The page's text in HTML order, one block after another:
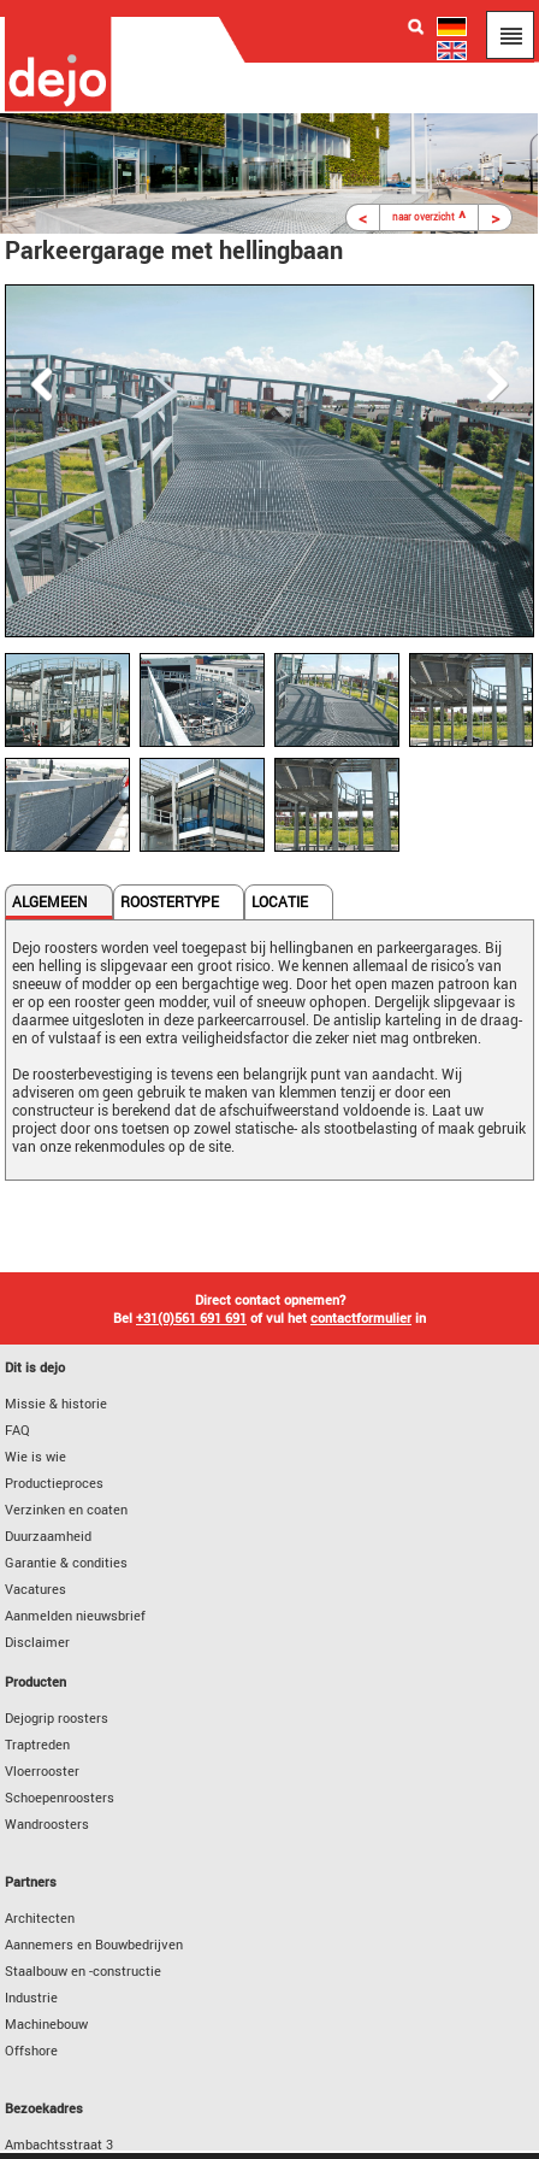
Parkeergarage met hellingbaan
ALGEMEEN ROOSTERTYPE LOCATIE
Dejo roosters worden veel toegepast bij hellingbanen en parkeergarages. Bij
een helling is slipgevaar een groot risico. We kennen allemaal de risico’s van
sneeuw of modder op een bergachtige weg. Door het open mazen patroon kan
er op een rooster geen modder, vuil of sneeuw ophopen. Dergelijk slipgevaar is
daarmee uitgesloten in deze parkeercarrousel. De antislip karteling in de draag-
en of vulstaaf is een extra veiligheidsfactor die zeker niet mag ontbreken.
De roosterbevestiging is tevens een belangrijk punt van aandacht. Wij
adviseren om geen gebruik te maken van klemmen tenzij er door een
constructeur is berekend dat de afschuifweerstand voldoende is. Laat uw
project door ons toetsen op zowel statische- als stootbelasting of maak gebruik
van onze rekenmodules op de site.
< naar overzicht^ >
Direct contact opnemen?
Bel +31(0)561 691 691 of vul het contactformulier in
Dit is dejo
Missie & historie
FAQ
Wie is wie
Productieproces
Verzinken en coaten
Duurzaamheid
Garantie & condities
Vacatures
Aanmelden nieuwsbrief
Disclaimer
Producten
Dejogrip roosters
Traptreden
Vloerrooster
Schoepenroosters
Wandroosters
Partners
Architecten
Aannemers en Bouwbedrijven
Staalbouw en -constructie
Industrie
Machinebouw
Offshore
Bezoekadres
Ambachtsstraat 3